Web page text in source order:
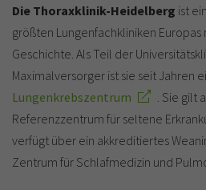
Die Thoraxklinik-Heidelberg ist
größten Lungenfachkliniken
Geschichte. Als Teil der
Maximalversorger ist sie seit Jahren
Lungenkrebszentrum
. Sie gilt
Referenzzentrum für seltene
verfügt über ein akkreditiertes
Zentrum für Schlafmedizin und